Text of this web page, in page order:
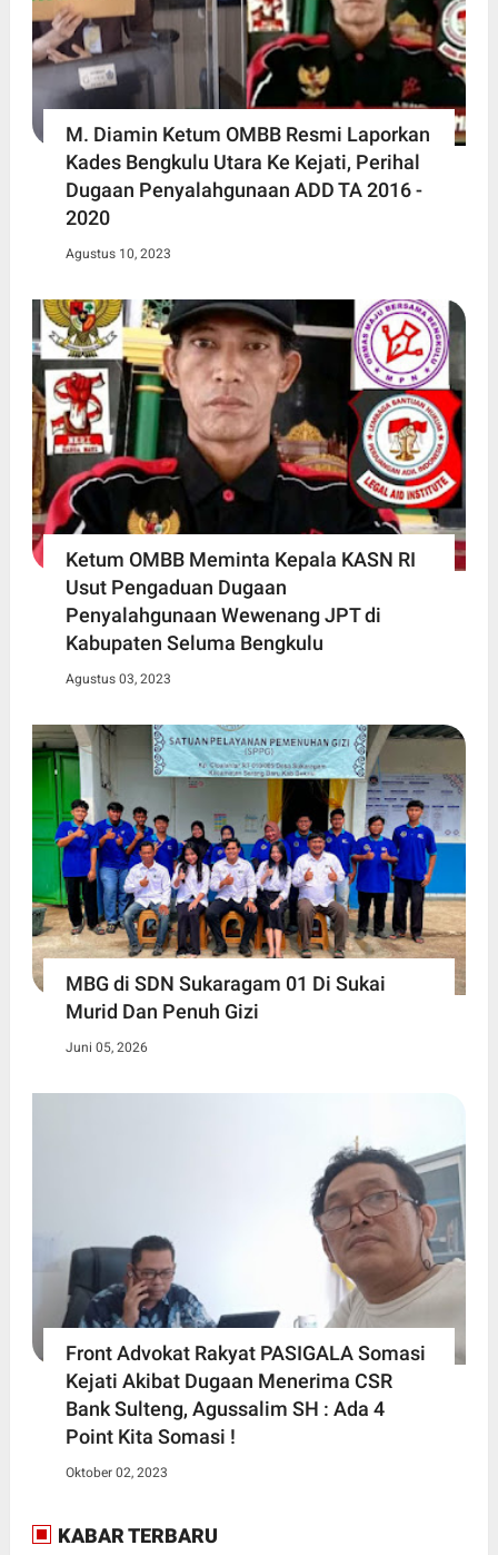
M. Diamin Ketum OMBB Resmi Laporkan
Kades Bengkulu Utara Ke Kejati, Perihal
Dugaan Penyalahgunaan ADD TA 2016 -
2020
Agustus 10, 2023
Ketum OMBB Meminta Kepala KASN RI
Usut Pengaduan Dugaan
Penyalahgunaan Wewenang JPT di
Kabupaten Seluma Bengkulu
Agustus 03, 2023
MBG di SDN Sukaragam 01 Di Sukai
Murid Dan Penuh Gizi
Juni 05, 2026
Front Advokat Rakyat PASIGALA Somasi
Kejati Akibat Dugaan Menerima CSR
Bank Sulteng, Agussalim SH : Ada 4
Point Kita Somasi !
Oktober 02, 2023
KABAR TERBARU